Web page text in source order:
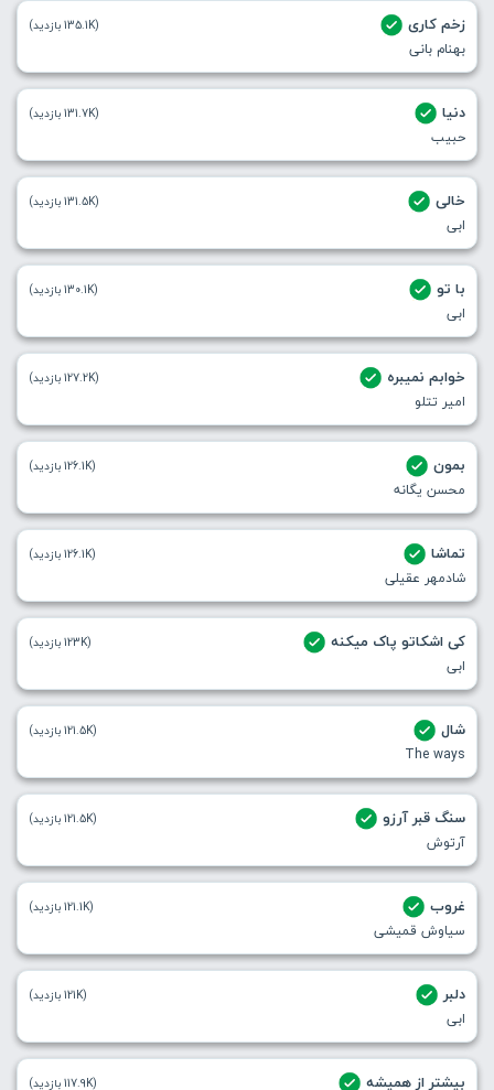
زخم کاری
بهنام بانی
(135.1K بازدید)
دنیا
حبیب
(131.7K بازدید)
خالی
ابی
(131.5K بازدید)
با تو
ابی
(130.1K بازدید)
خوابم نمیبره
امیر تتلو
(127.2K بازدید)
بمون
محسن یگانه
(126.1K بازدید)
تماشا
شادمهر عقیلی
(126.1K بازدید)
کی اشکاتو پاک میکنه
ابی
(123K بازدید)
شال
The ways
(121.5K بازدید)
سنگ قبر آرزو
آرتوش
(121.5K بازدید)
غروب
سیاوش قمیشی
(121.1K بازدید)
دلبر
ابی
(121K بازدید)
بیشتر از همیشه (117.9K بازدید)